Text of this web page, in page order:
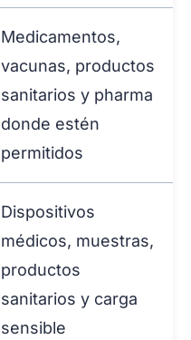
Medicamentos,
vacunas, productos
sanitarios y pharma
donde estén
permitidos
Dispositivos
médicos, muestras,
productos
sanitarios y carga
sensible